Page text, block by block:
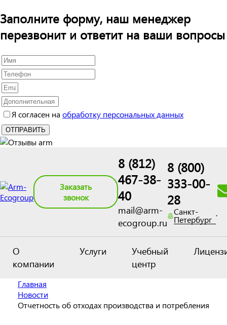
Заполните форму, наш менеджер
перезвонит и ответит на ваши вопросы
Я согласен на обработку персональных данных
Заказать
звонок
8 (812)
467-38-
40
mail@arm-
ecogroup.ru
8 (800)
333-00-
28
Санкт-
Петербург
О
компании
Услуги
Учебный
центр
Главная
Новости
Отчетность об отходах производства и потребления